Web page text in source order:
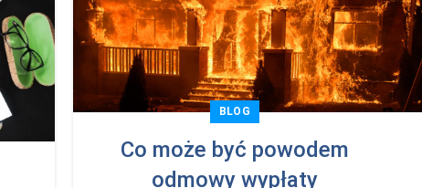
BLOG
Co może być powodem
odmowy wypłaty